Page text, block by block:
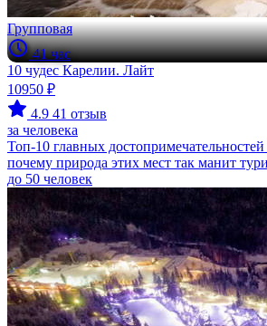
Групповая
41 час
10 чудес Карелии. Лайт
10950 ₽
4.9 41 отзыв
за человека
Топ-10 главных достопримечательностей
почему природа этих мест так манит
до 50 человек